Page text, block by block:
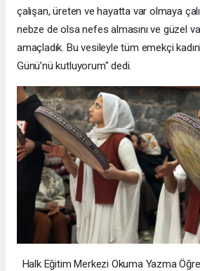
çalışan, üreten ve hayatta var olmaya
nebze de olsa nefes almasını ve güzel
amaçladık. Bu vesileyle tüm emekçi
Günü’nü kutluyorum" dedi.
Halk Eğitim Merkezi Okuma Yazma